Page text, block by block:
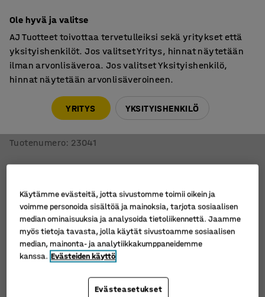
Teollisuuspöytä SOLID
Tuotenumero: 23041
Ole hyvä ja valitse
AJ Tuotteet toivottaa tervetulleiksi sekä yritykset että
yksityishenkilöt. Jos valitset Yritys, hinnat näytetään
ilman arvonlisäveroa. Jos valitset Yksityishenkilö,
hinnat näytetään arvonlisäveroineen.
YRITYS YKSITYISHENKILÖ
Käytämme evästeitä, jotta sivustomme toimii oikein ja
voimme personoida sisältöä ja mainoksia, tarjota sosiaalisen
median ominaisuuksia ja analysoida tietoliikennettä. Jaamme
myös tietoja tavasta, jolla käytät sivustoamme sosiaalisen
median, mainonta- ja analytiikkakumppaneidemme
kanssa. Evästeiden käyttö
Evästeasetukset